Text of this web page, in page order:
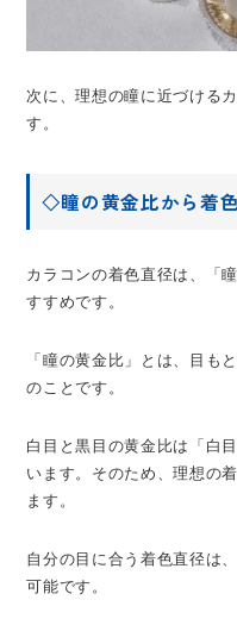
次に、理想の瞳に近づける
す。
◇瞳の黄金比から着
カラコンの着色直径は、「
すすめです。
「瞳の黄金比」とは、目も
のことです。
白目と黒目の黄金比は「白
います。そのため、理想の
ます。
自分の目に合う着色直径は
可能です。